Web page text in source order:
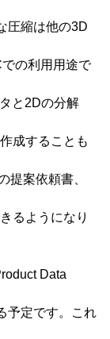
圧縮は他の3D
の利用用途で
と2Dの分解
成することも
提案依頼書、
るようになり
Data
予定です。これ